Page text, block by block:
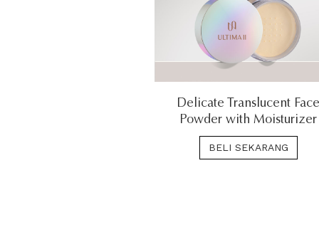
Delicate Translucent
Powder with Moisturizer
BELI SEKARANG